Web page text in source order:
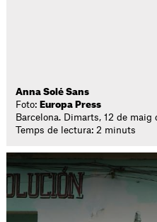
Anna Solé Sans
Foto: Europa Press
Barcelona. Dimarts, 12 de maig
Temps de lectura: 2 minuts